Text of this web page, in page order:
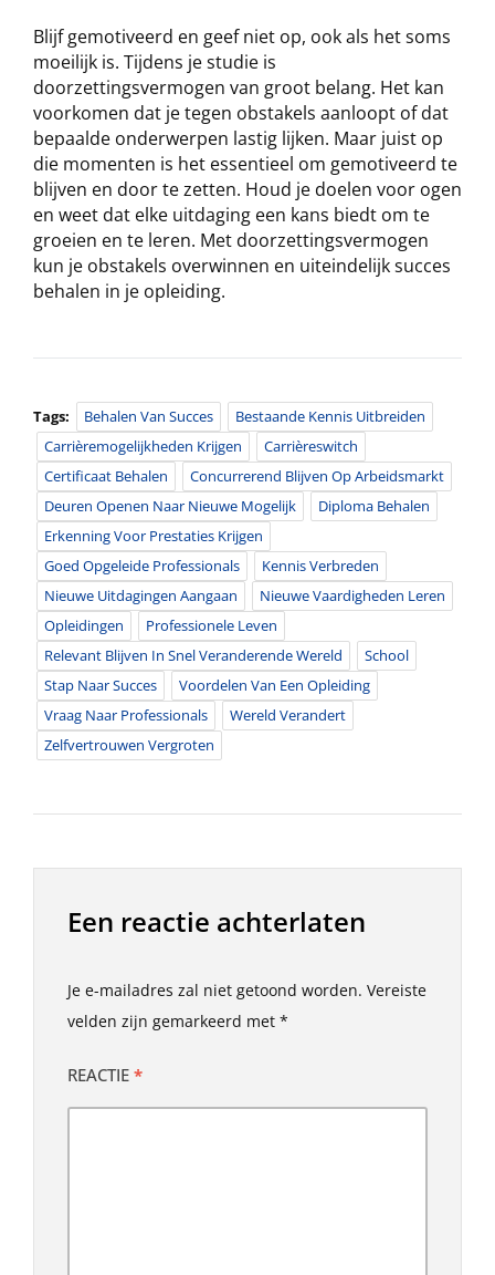
Blijf gemotiveerd en geef niet op, ook als het soms
moeilijk is. Tijdens je studie is
doorzettingsvermogen van groot belang. Het kan
voorkomen dat je tegen obstakels aanloopt of dat
bepaalde onderwerpen lastig lijken. Maar juist op
die momenten is het essentieel om gemotiveerd te
blijven en door te zetten. Houd je doelen voor ogen
en weet dat elke uitdaging een kans biedt om te
groeien en te leren. Met doorzettingsvermogen
kun je obstakels overwinnen en uiteindelijk succes
behalen in je opleiding.
Tags: Behalen Van Succes
Bestaande Kennis Uitbreiden
Carrièremogelijkheden Krijgen
Carrièreswitch
Certificaat Behalen
Concurrerend Blijven Op Arbeidsmarkt
Deuren Openen Naar Nieuwe Mogelijk
Diploma Behalen
Erkenning Voor Prestaties Krijgen
Goed Opgeleide Professionals
Kennis Verbreden
Nieuwe Uitdagingen Aangaan
Nieuwe Vaardigheden Leren
Opleidingen
Professionele Leven
Relevant Blijven In Snel Veranderende Wereld
School
Stap Naar Succes
Voordelen Van Een Opleiding
Vraag Naar Professionals
Wereld Verandert
Zelfvertrouwen Vergroten
Een reactie achterlaten
Je e-mailadres zal niet getoond worden. Vereiste
velden zijn gemarkeerd met *
REACTIE *